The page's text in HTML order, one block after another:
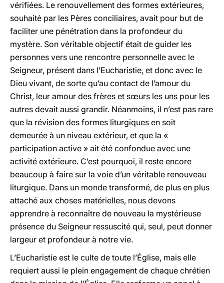
vérifiées. Le renouvellement des formes extérieures,
souhaité par les Pères conciliaires, avait pour but de
faciliter une pénétration dans la profondeur du
mystère. Son véritable objectif était de guider les
personnes vers une rencontre personnelle avec le
Seigneur, présent dans l’Eucharistie, et donc avec le
Dieu vivant, de sorte qu’au contact de l’amour du
Christ, leur amour des frères et sœurs les uns pour les
autres devait aussi grandir. Néanmoins, il n’est pas rare
que la révision des formes liturgiques en soit
demeurée à un niveau extérieur, et que la «
participation active » ait été confondue avec une
activité extérieure. C’est pourquoi, il reste encore
beaucoup à faire sur la voie d’un véritable renouveau
liturgique. Dans un monde transformé, de plus en plus
attaché aux choses matérielles, nous devons
apprendre à reconnaître de nouveau la mystérieuse
présence du Seigneur ressuscité qui, seul, peut donner
largeur et profondeur à notre vie.
L’Eucharistie est le culte de toute l’Église, mais elle
requiert aussi le plein engagement de chaque chrétien